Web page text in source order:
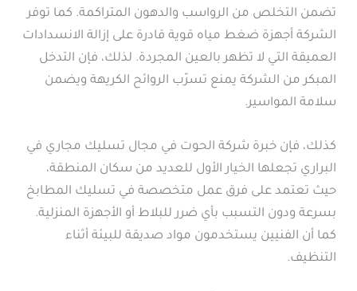
تضمن التخلص من الرواسب والدهون المتراكمة. كما توفر
الشركة أجهزة ضغط مياه قوية قادرة على إزالة الانسدادات
العميقة التي لا تظهر بالعين المجردة. لذلك، فإن التدخل
المبكر من الشركة يمنع تسرّب الروائح الكريهة ويضمن
سلامة المواسير.
كذلك، فإن خبرة شركة الحوت في مجال تسليك مجاري في
البراري تجعلها الخيار الأول للعديد من سكان المنطقة،
حيث تعتمد على فرق عمل متخصصة في تسليك المطابخ
بسرعة ودون التسبب بأي ضرر للبلاط أو الأجهزة المنزلية.
كما أن الفنيين يستخدمون مواد صديقة للبيئة أثناء
التنظيف.